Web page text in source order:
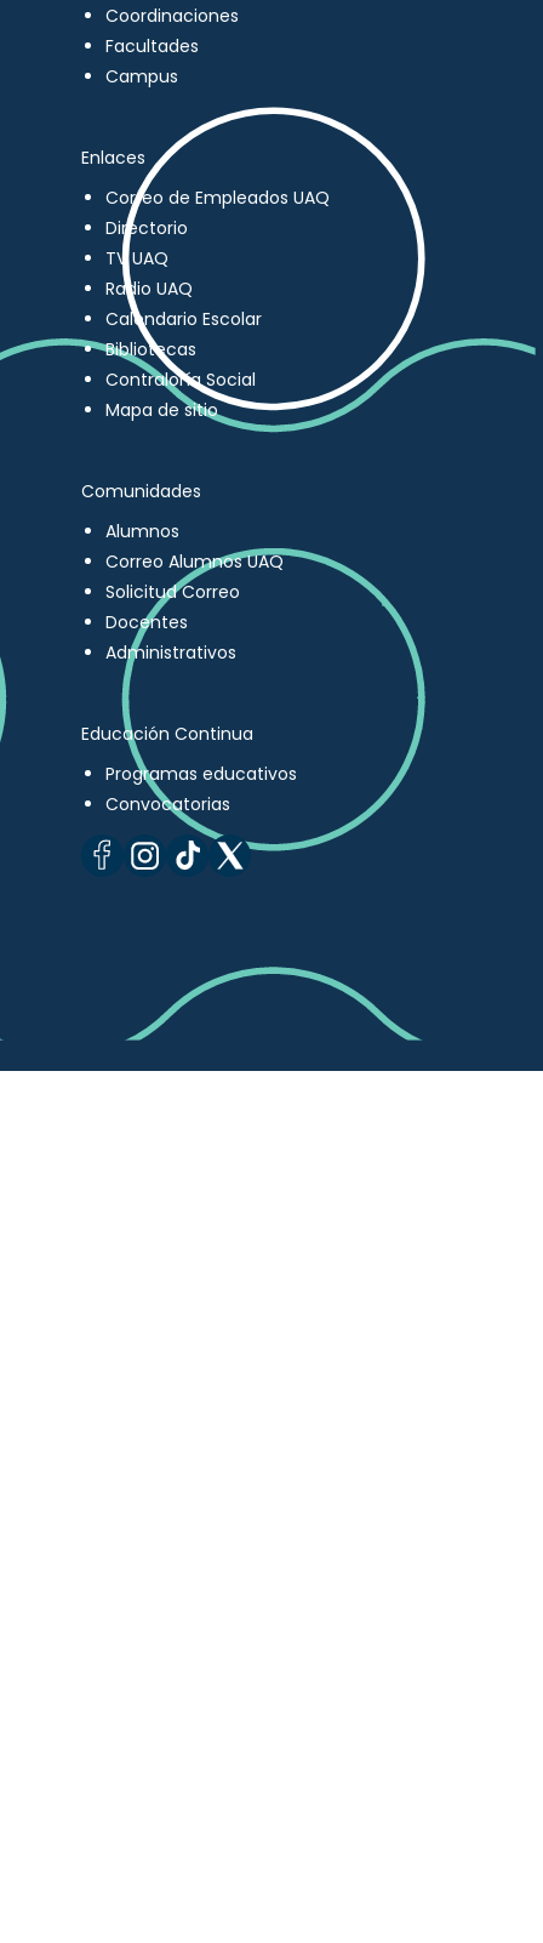
Coordinaciones
Facultades
Campus
Enlaces
Correo de Empleados UAQ
Directorio
TV UAQ
Radio UAQ
Calendario Escolar
Bibliotecas
Contraloría Social
Mapa de sitio
Comunidades
Alumnos
Correo Alumnos UAQ
Solicitud Correo
Docentes
Administrativos
Educación Continua
Programas educativos
Convocatorias